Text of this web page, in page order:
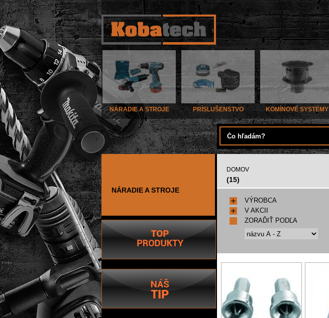
NÁRADIE A STROJE PRÍSLUŠENSTVO KOMÍNOVÉ SYSTÉMY
NÁRADIE A STROJE
DOMOV
(15)
VÝROBCA
V AKCII
ZORAĎIŤ PODĽA